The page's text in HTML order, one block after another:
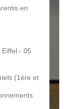
en
Eiffel - 05
(1ère et